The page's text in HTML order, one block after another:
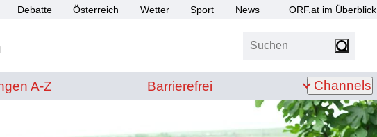
Debatte Österreich Wetter Sport News ORF.at im Überblick
Suchen
von A bis Z
A-Z Barrierefrei
Barrierefrei Channels